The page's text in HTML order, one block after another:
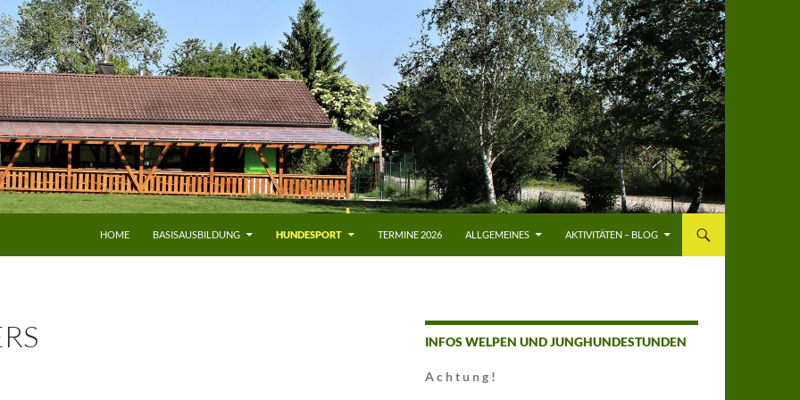
HOME BASISAUSBILDUNG HUNDESPORT TERMINE 2026 ALLGEMEINES AKTIVITÄTEN – BLOG
INFOS WELPEN UND JUNGHUNDESTUNDEN
A c h t u n g !